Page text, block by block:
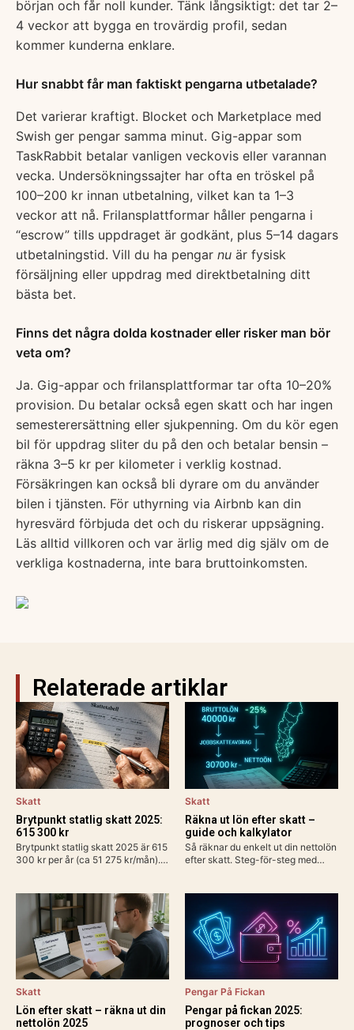
början och får noll kunder. Tänk långsiktigt: det tar 2–
4 veckor att bygga en trovärdig profil, sedan
kommer kunderna enklare.
Hur snabbt får man faktiskt pengarna utbetalade?
Det varierar kraftigt. Blocket och Marketplace med
Swish ger pengar samma minut. Gig-appar som
TaskRabbit betalar vanligen veckovis eller varannan
vecka. Undersökningssajter har ofta en tröskel på
100–200 kr innan utbetalning, vilket kan ta 1–3
veckor att nå. Frilansplattformar håller pengarna i
“escrow” tills uppdraget är godkänt, plus 5–14 dagars
utbetalningstid. Vill du ha pengar nu är fysisk
försäljning eller uppdrag med direktbetalning ditt
bästa bet.
Finns det några dolda kostnader eller risker man bör
veta om?
Ja. Gig-appar och frilansplattformar tar ofta 10–20%
provision. Du betalar också egen skatt och har ingen
semesterersättning eller sjukpenning. Om du kör egen
bil för uppdrag sliter du på den och betalar bensin –
räkna 3–5 kr per kilometer i verklig kostnad.
Försäkringen kan också bli dyrare om du använder
bilen i tjänsten. För uthyrning via Airbnb kan din
hyresvärd förbjuda det och du riskerar uppsägning.
Läs alltid villkoren och var ärlig med dig själv om de
verkliga kostnaderna, inte bara bruttoinkomsten.
Relaterade artiklar
Brytpunkt statlig skatt 2025:
615 300 kr
Skatt
Brytpunkt statlig skatt 2025 är 615
300 kr per år (ca 51 275 kr/mån).
löntagare och pensionärer. Så
påverkas din plånbok!
Räkna ut lön efter skatt –
guide och kalkylator
Skatt
Så räknar du enkelt ut din nettolön
efter skatt. Steg-för-steg med
resultat 2025.
Lön efter skatt – räkna ut din
nettolön 2025
Skatt
Pengar på fickan 2025:
prognoser och tips
Pengar På Fickan